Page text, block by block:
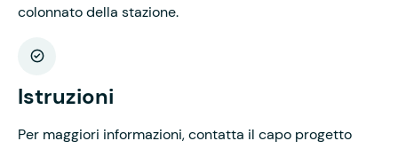
colonnato della stazione.
Istruzioni
Per maggiori informazioni, contatta il capo progetto